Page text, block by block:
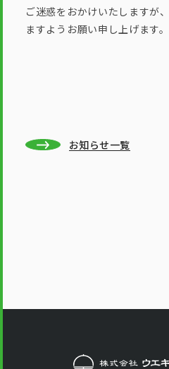
ご迷惑をおかけいたしますが
ますようお願い申し上げます。
お知らせ一覧